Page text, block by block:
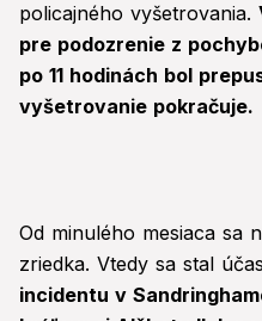
policajného vyšetrovania.
pre podozrenie z
po 11 hodinách bol
vyšetrovanie pokračuje.
Od minulého mesiaca sa
zriedka. Vtedy sa stal
incidentu v